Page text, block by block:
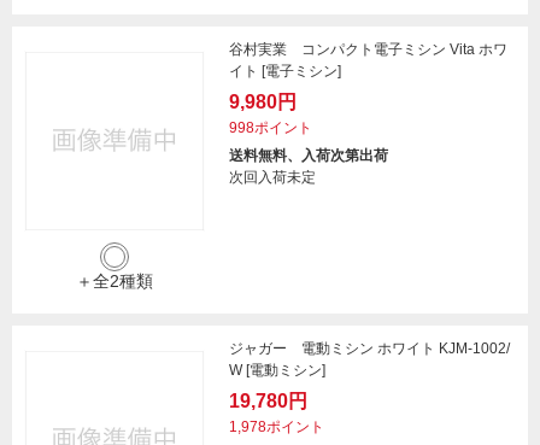
＋全2種類
谷村実業 コンパクト電子ミシン Vita ホワ
イト [電子ミシン]
9,980円
998ポイント
送料無料、入荷次第出荷
次回入荷未定
ジャガー 電動ミシン ホワイト KJM-1002/
W [電動ミシン]
19,780円
1,978ポイント